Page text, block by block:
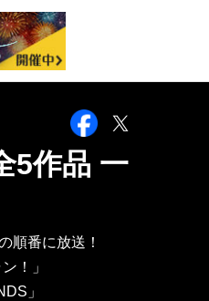
5作品 一
順番に放送！
！」
」
Facebook